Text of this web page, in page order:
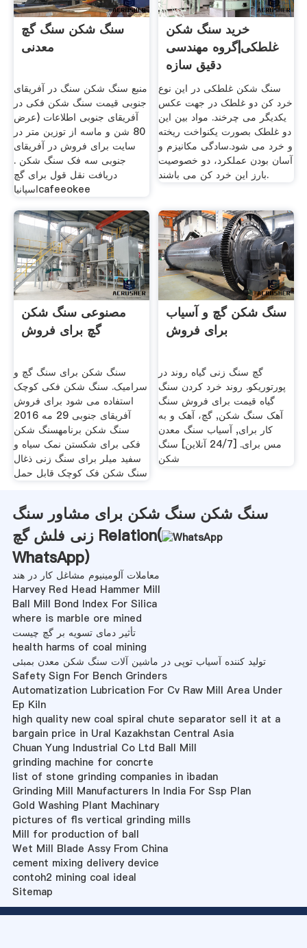
سنگ شکن سنگ گچ
معدنی
منبع سنگ شکن سنگ در آفریقای
جنوبی قیمت سنگ شکن فکی در
آفریقای جنوبی اطلاعات (عرض
80 شن و ماسه از توزین متر در
سایت برای فروش در آفریقای
جنوبی سه فک سنگ شکن .
دریافت نقل قول برای گچ
اسپانیاcafeeokee
خرید سنگ شکن
غلطکی|گروه مهندسی
دقیق سازه
سنگ شکن غلطکی در این نوع
خرد کن دو غلطک در جهت عکس
یکدیگر می چرخند. مواد بین این
دو غلطک بصورت یکنواخت ریخته
و خرد می شود.سادگی مکانیزم و
آسان بودن عملکرد، دو خصوصیت
بارز این خرد کن می باشند.
مصنوعی سنگ شکن
گچ برای فروش
سنگ شکن برای سنگ گچ و
سرامیک. سنگ شکن فکی کوچک
استفاده می شود برای فروش
آفریقای جنوبی 29 مه 2016
سنگ شکن برنامهسنگ شکن
فکی برای شکستن نمک سیاه و
سفید میلر برای سنگ زنی ذغال
سنگ شکن فک کوچک قابل حمل
سنگ شکن گچ و آسیاب
برای فروش
گچ سنگ زنی گیاه روند در
پورتوریکو. روند خرد کردن سنگ
گیاه قیمت برای فروش سنگ
آهک سنگ شکن, گچ، آهک و به
کار برای, آسیاب سنگ معدن
مس برای. [24/7 آنلاین] سنگ
شکن
سنگ شکن سنگ شکن برای مشاور سنگ
زنی فلش گچ Relation(
WhatsApp)
معاملات آلومینیوم مشاغل کار در هند
Harvey Red Head Hammer Mill
Ball Mill Bond Index For Silica
where is marble ore mined
تأثیر دمای تسویه بر گچ چیست
health harms of coal mining
تولید کننده آسیاب توپی در ماشین آلات سنگ شکن معدن بمبئی
Safety Sign For Bench Grinders
Automatization Lubrication For Cv Raw Mill Area Under
Ep Kiln
high quality new coal spiral chute separator sell it at a
bargain price in Ural Kazakhstan Central Asia
Chuan Yung Industrial Co Ltd Ball Mill
grinding machine for concrte
list of stone grinding companies in ibadan
Grinding Mill Manufacturers In India For Ssp Plan
Gold Washing Plant Machinary
pictures of fls vertical grinding mills
Mill for production of ball
Wet Mill Blade Assy From China
cement mixing delivery device
contoh2 mining coal ideal
Sitemap